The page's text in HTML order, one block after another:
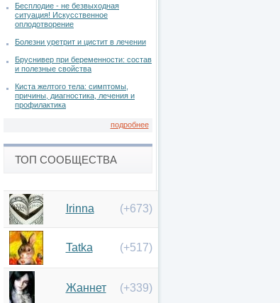
Бесплодие - не безвыходная
ситуация! Искусственное
оплодотворение
Болезни уретрит и цистит в лечении
Бруснивер при беременности: состав
и полезные свойства
Киста желтого тела: симптомы,
причины, диагностика, лечения и
профилактика
подробнее
ТОП СООБЩЕСТВА
Irinna (+673)
Tatka (+517)
Жаннет (+339)